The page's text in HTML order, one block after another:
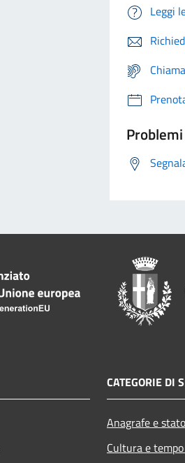
Leggi
CATEGORIE DI
Anagrafe e
Cultura e